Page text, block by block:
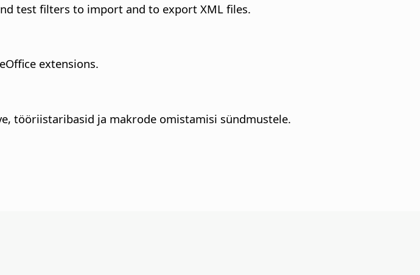
test filters to import and to export XML files.
extensions.
tööriistaribasid ja makrode omistamisi sündmustele.